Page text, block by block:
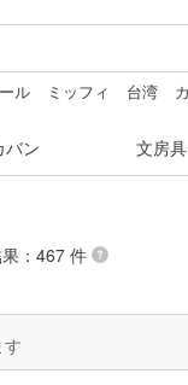
ル ミッフィ 台湾
バン 文房具
：467 件